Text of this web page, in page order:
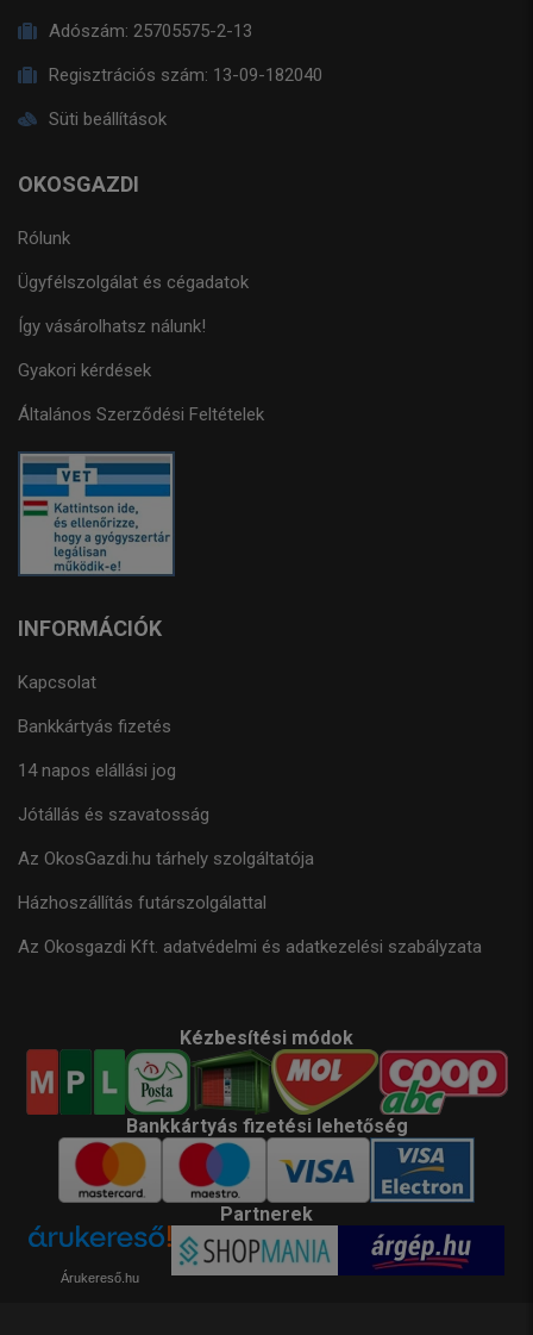
Adószám: 25705575-2-13
Regisztrációs szám: 13-09-182040
Süti beállítások
OKOSGAZDI
Rólunk
Ügyfélszolgálat és cégadatok
Így vásárolhatsz nálunk!
Gyakori kérdések
Általános Szerződési Feltételek
INFORMÁCIÓK
Kapcsolat
Bankkártyás fizetés
14 napos elállási jog
Jótállás és szavatosság
Az OkosGazdi.hu tárhely szolgáltatója
Házhoszállítás futárszolgálattal
Az Okosgazdi Kft. adatvédelmi és adatkezelési szabályzata
Kézbesítési módok
Bankkártyás fizetési lehetőség
Partnerek
Árukereső.hu